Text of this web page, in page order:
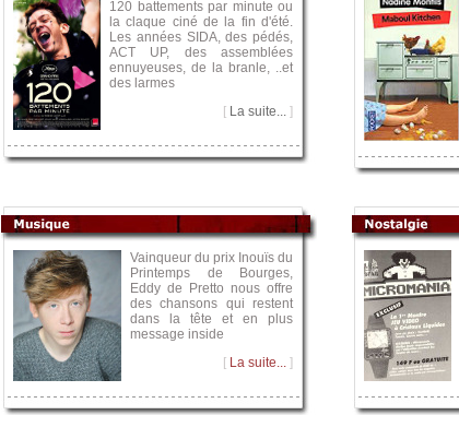
120 battements par minute ou
la claque ciné de la fin d'été.
Les années SIDA, des pédés,
ACT UP, des assemblées
ennuyeuses, de la branle, ..et
des larmes
[ La suite... ]
Vainqueur du prix Inouïs du
Printemps de Bourges,
Eddy de Pretto nous offre
des chansons qui restent
dans la tête et en plus
message inside
[ La suite... ]